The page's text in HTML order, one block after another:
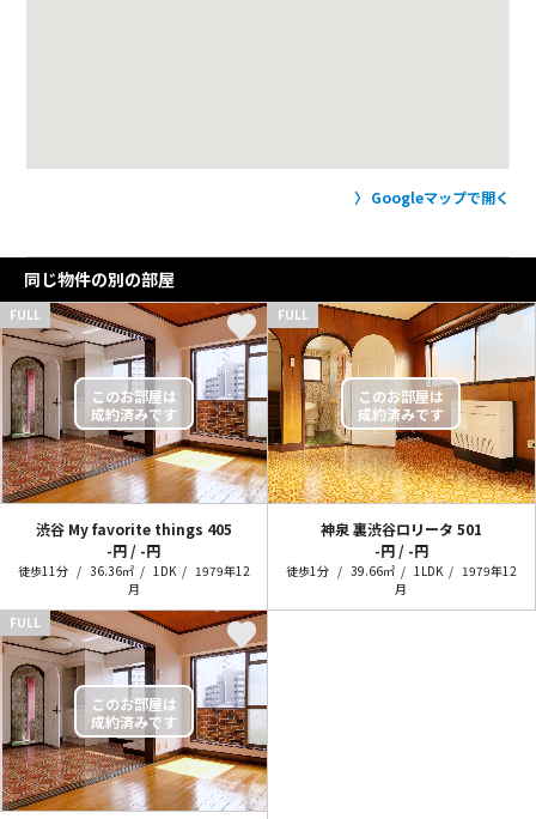
Googleマップで開く
同じ物件の別の部屋
FULL
渋谷 My favorite things 405
-円 / -円
徒歩11分 36.36㎡ 1DK
1979年12
月
FULL
神泉 裏渋谷ロリータ 501
-円 / -円
徒歩1分 39.66㎡ 1LDK
1979年12
月
FULL